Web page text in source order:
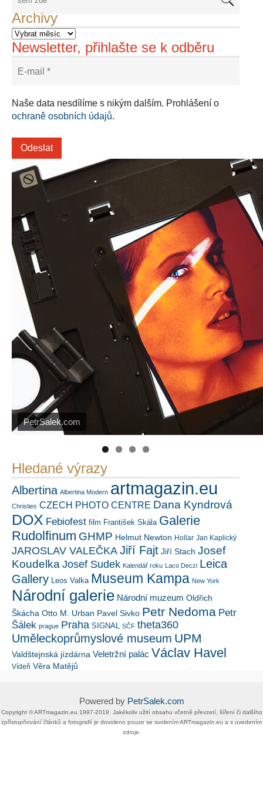
Archivy
Newsletter, přihlašte se k odběru
Naše data nesdílíme s nikým dalším. Prohlášení o
ochraně osobních údajů.
PetrSalek.com
https://kuula.co/profile/PetrSalek/collections
Náš mediální partner
Hledané výrazy
Albertina Albertina Modern artmagazin.eu
Christies CZECH PHOTO CENTRE Dana Kyndrová
DOX Febiofest film František Skála Galerie
Rudolfinum GHMP Helmut Newton Hollar Jan Kaplický
JAROSLAV VALEČKA Jiří Fajt Jiří Stach Josef
Koudelka Josef Sudek Kalendář roku Laco Deczi Leica
Gallery Leos Valka Museum Kampa New York
Národní galerie Národní muzeum Oldřich
Škácha Otto M. Urban Pavel Sivko Petr Nedoma Petr
Šálek prague Praha SIGNAL SČF theta360
Uměleckoprůmyslové museum UPM
Valdštejnská jízdárna Veletržní palác Václav Havel
Vídeň Věra Matějů
Powered by PetrSalek.com
Copyright ©​ ​​ARTmagazin.eu ​1997-2019​.​ Jakékoliv užití obsahu včetně převzetí, šíření či dalšího
zpřístupňování článků a fotografií je dovoleno pouze se svolením ​ARTmagazin.eu​ ​a s uvedením
zdroje.